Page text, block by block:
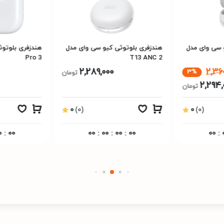
سی وای مدل
3%
تومان
0(0)
00 :
هندزفری بلوتوثی کیو سی وای مدل
T13 ANC 2
2,289,000 تومان
0(0)
00 : 00 : 00 : 00
Pro 3
: 00